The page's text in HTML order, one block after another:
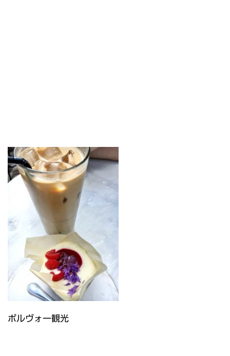
ポルヴォー観光